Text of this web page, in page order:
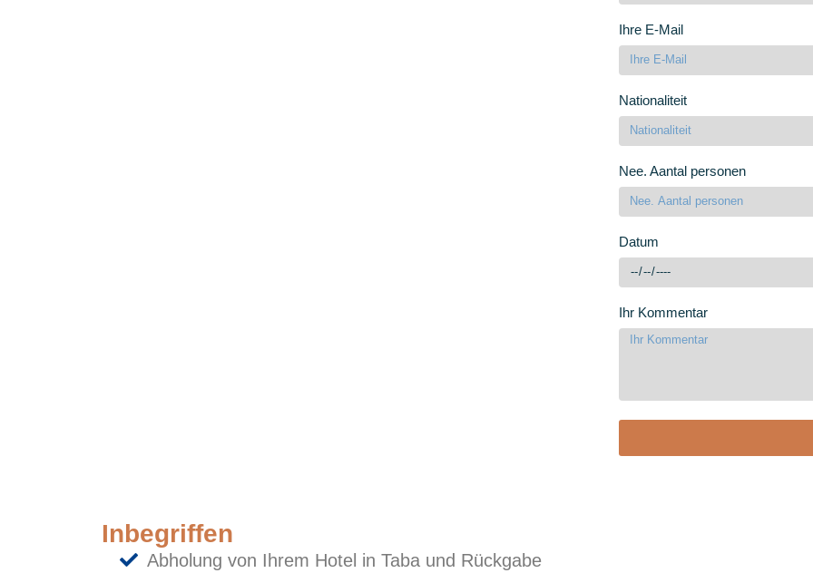
Ihre E-Mail
Nationaliteit
Nee. Aantal personen
Datum
Ihr Kommentar
Inbegriffen
Abholung von Ihrem Hotel in Taba und Rückgabe